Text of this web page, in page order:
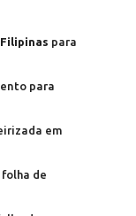
Filipinas para
para
em
de